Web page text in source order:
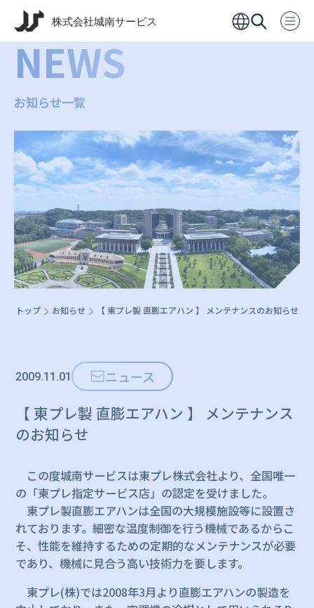
NEWS
お知らせ一覧
トップ お知らせ 【 東プレ製 直膨エアハン 】 メンテナンスのお知らせ
2009.11.01 ニュース
【 東プレ製 直膨エアハン 】 メンテナンス
のお知らせ
この度城南サービスは東プレ株式会社より、全国唯一
の「東プレ指定サービス店」の認定を受けました。
東プレ製直膨エアハンは全国の大規模施設等に設置さ
れております。細密な温度制御を行う機械であるからこ
そ、性能を維持するための定期的なメンテナンスが必要
であり、機械に見合う高い技術力を要します。
東プレ(株)では2008年3月より直膨エアハンの製造を